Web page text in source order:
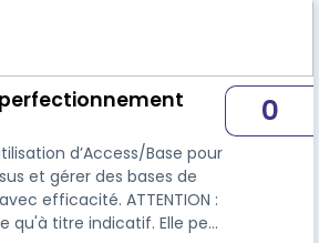
d’Access/Base pour
et gérer des bases de
efficacité. ATTENTION :
qu'à titre indicatif. Elle peut
0